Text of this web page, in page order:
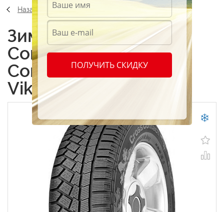
Назад
Зимние шины
Continental
ContiCrossContact
Viking 185/65 R14 90T
ПОЛУЧИТЬ СКИДКУ